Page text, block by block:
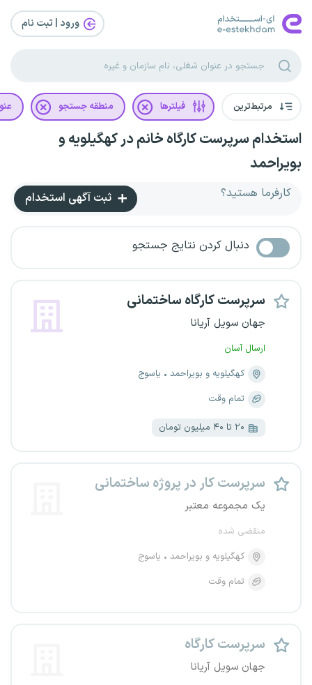
ورود | ثبت‌ نام
مرتبط‌ترین فیلترها منطقه جستجو
استخدام سرپرست کارگاه خانم در کهگیلویه و
بویراحمد
کارفرما هستید؟ ثبت آگهی استخدام
دنبال کردن نتایج جستجو
سرپرست کارگاه ساختمانی
جهان سویل آریانا
ارسال آسان
کهگیلویه و بویراحمد
یاسوج
تمام وقت
۲۰ تا ۴۰ میلیون تومان
سرپرست کار در پروژه ساختمانی
یک مجموعه معتبر
منقضی شده
کهگیلویه و بویراحمد
یاسوج
تمام وقت
سرپرست کارگاه
جهان سویل آریانا